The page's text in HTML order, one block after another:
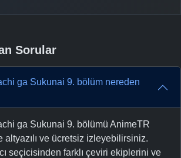
Sorular
ga Sukunai 9. bölüm nereden
ga Sukunai 9. bölümü AnimeTR
altyazılı ve ücretsiz izleyebilirsiniz.
seçicisinden farklı çeviri ekiplerini ve